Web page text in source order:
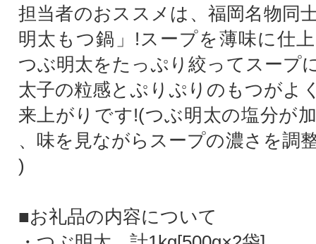
担当者のおススメは、福岡名物同
明太もつ鍋」!スープを薄味に仕
つぶ明太をたっぷり絞ってスープ
太子の粒感とぷりぷりのもつがよ
来上がりです!(つぶ明太の塩分が
、味を見ながらスープの濃さを調
)
■お礼品の内容について